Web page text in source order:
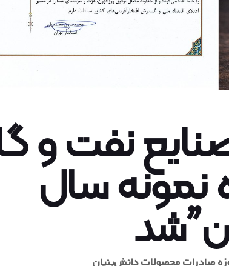
نفت و
نمونه سال
صادرات محصولات دانش‌بنیان